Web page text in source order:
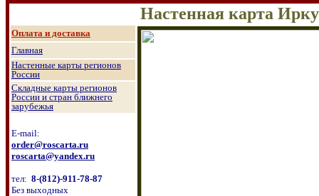
Настенная карта
Оплата и доставка
Главная
Настенные карты регионов
России
Складные карты регионов
России и стран ближнего
зарубежья
E-mail:
order@roscarta.ru
roscarta@yandex.ru
тел: 8-(812)-911-78-87
Без выходных